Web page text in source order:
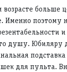
больше
Именно поэтому
душу. Юбиляру
для пульта.